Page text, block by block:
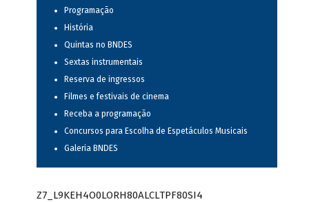
Programação
História
Quintas no BNDES
Sextas instrumentais
Reserva de ingressos
Filmes e festivais de cinema
Receba a programação
Concursos para Escolha de Espetáculos Musicais
Galeria BNDES
Z7_L9KEH4O0LORH80ALCLTPF80SI4